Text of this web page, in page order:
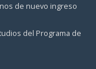
de nuevo ingreso
del Programa de